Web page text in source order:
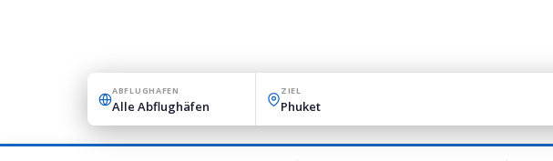
ABFLUGHAFEN ZIEL